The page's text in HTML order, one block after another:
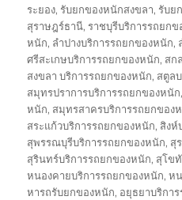
ระยอง,รับยกของหนักสงขลา,รับย
สุราษฎร์ธานี,ราชบุรีบริการรถยกข
หนัก, ลำปางบริการรถยกของหนัก,
ศรีสะเกษบริการรถยกของหนัก, สก
สงขลา บริการรถยกของหนัก, สตูล
สมุทรปราการบริการรถยกของหนัก,
หนัก, สมุทรสาครบริการรถยกของ
สระแก้วบริการรถยกของหนัก, สิงห์
สุพรรณบุรีบริการรถยกของหนัก, สุ
สุรินทร์บริการรถยกของหนัก, สุโข
หนองคายบริการรถยกของหนัก,ห
หารถรับยกของหนัก, อยุธยาบริกา